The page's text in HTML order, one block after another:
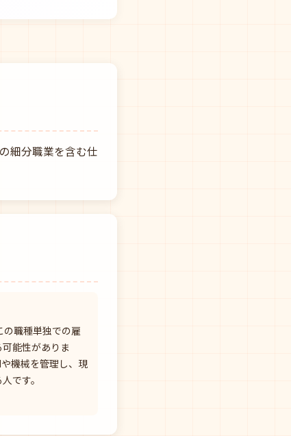
細分職業を含む仕
の職種単独での雇
能性がありま
機械を管理し、現
です。